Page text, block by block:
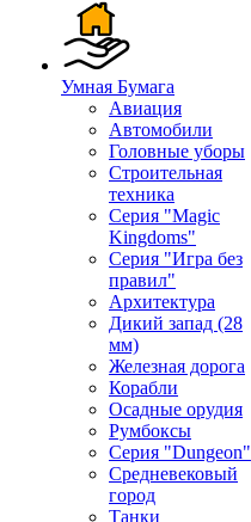
Умная Бумага
Авиация
Автомобили
Головные уборы
Строительная
техника
Серия "Magic
Kingdoms"
Серия "Игра без
правил"
Архитектура
Дикий запад (28
мм)
Железная дорога
Корабли
Осадные орудия
Румбоксы
Серия "Dungeon"
Средневековый
город
Танки